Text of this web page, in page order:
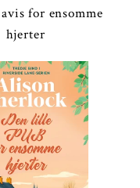
for ensomme
hjerter